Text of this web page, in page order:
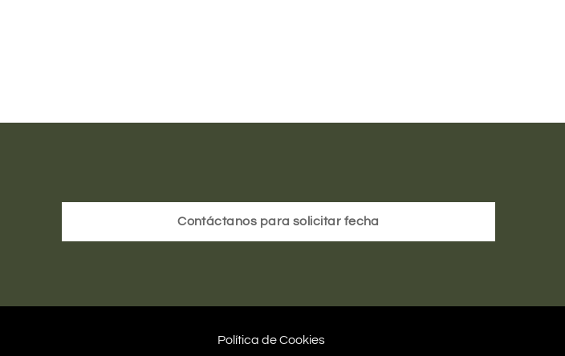
Contáctanos para solicitar fecha
Política de Cookies